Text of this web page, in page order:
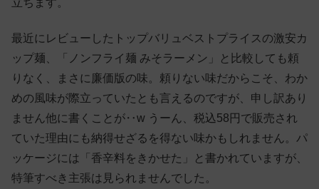
立ちます。
最近にレビューしたトップバリュベストプライスの激安カ
ップ麺、「ノンフライ麺 みそラーメン」と比較しても頼
りなく、まさに廉価版の味。頼りない味だからこそ、わか
めの風味が際立っていたとも言えるのですが、申し訳あり
ません他に書くことが‥w うーん、税込58円で販売され
ていた理由にも納得せざるを得ない味かもしれません。パ
ッケージには「香辛料をきかせた」と書かれていますが、
特筆すべき主張は見られませんでした。